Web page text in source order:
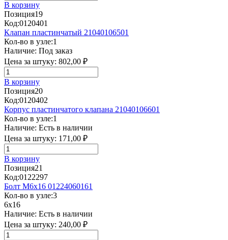
В корзину
Позиция19
Код:0120401
Клапан пластинчатый 21040106501
Кол-во в узле:1
Наличие: Под заказ
Цена за штуку: 802,00 ₽
В корзину
Позиция20
Код:0120402
Корпус пластинчатого клапана 21040106601
Кол-во в узле:1
Наличие: Есть в наличии
Цена за штуку: 171,00 ₽
В корзину
Позиция21
Код:0122297
Болт М6х16 01224060161
Кол-во в узле:3
6x16
Наличие: Есть в наличии
Цена за штуку: 240,00 ₽